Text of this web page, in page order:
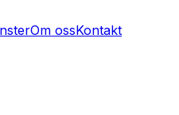
Om ossKontakt